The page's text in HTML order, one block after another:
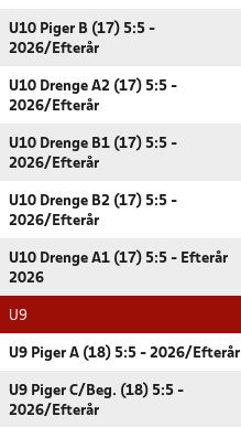
U10 Piger B (17) 5:5 -
2026/Efterår
U10 Drenge A2 (17) 5:5 -
2026/Efterår
U10 Drenge B1 (17) 5:5 -
2026/Efterår
U10 Drenge B2 (17) 5:5 -
2026/Efterår
U10 Drenge A1 (17) 5:5 - Efterår
2026
U9
U9 Piger A (18) 5:5 - 2026/Efterår
U9 Piger C/Beg. (18) 5:5 -
2026/Efterår